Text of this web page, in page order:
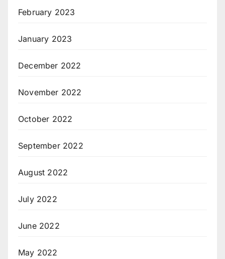
February 2023
January 2023
December 2022
November 2022
October 2022
September 2022
August 2022
July 2022
June 2022
May 2022